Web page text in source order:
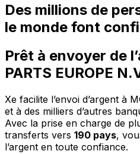
Des millions de
le monde font
Prêt à envoyer de
PARTS EUROPE
Xe facilite l’envoi d’argent à
et à des milliers d’autres
Avec la prise en charge de
transferts vers 190 pays,
l’argent en toute confiance.